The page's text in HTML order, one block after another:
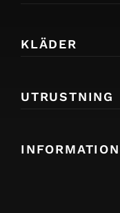
KLÄDER
UTRUSTNING
INFORMATION